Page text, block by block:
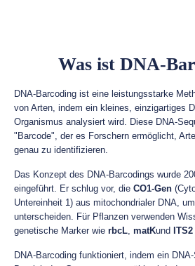
Was ist DNA-
DNA-Barcoding ist eine leistungsstarke
von Arten, indem ein kleines, einzigartiges
Organismus analysiert wird. Diese DNA-
"Barcode", der es Forschern ermöglicht,
genau zu identifizieren.
Das Konzept des DNA-Barcodings wurde
eingeführt. Er schlug vor, die CO1-Gen
Untereinheit 1) aus mitochondrialer DNA,
unterscheiden. Für Pflanzen verwenden
genetische Marker wie rbcL, matKund ITS2
DNA-Barcoding funktioniert, indem ein